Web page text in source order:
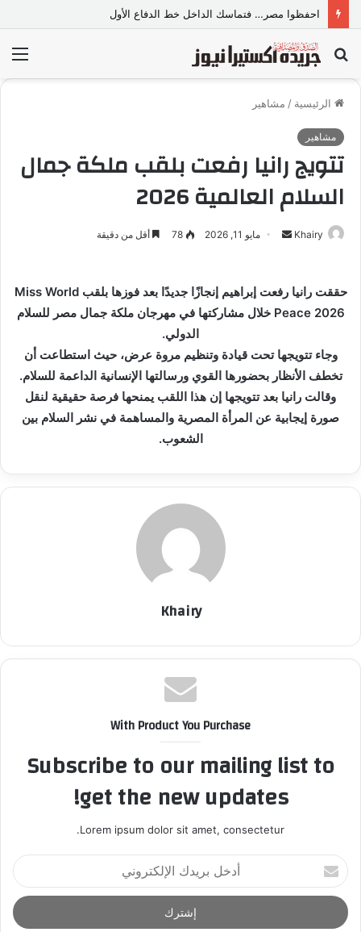
احفظوا مصر… فتماسك الداخل خط الدفاع الأول
بحث
عن
الرئيسية / مشاهير
مشاهير
تتويج رانيا رفعت بلقب ملكة جمال
السلام العالمية 2026
Khairy
ل
ب
ي
د
ر
مايو 11, 2026 78 أقل من دقيقة
حققت رانيا رفعت إبراهيم إنجازًا جديدًا بعد فوزها بلقب Miss World
Peace 2026 خلال مشاركتها في مهرجان ملكة جمال مصر للسلام
الدولي.
وجاء تتويجها تحت قيادة وتنظيم مروة عرض، حيث استطاعت أن
تخطف الأنظار بحضورها القوي ورسالتها الإنسانية الداعمة للسلام.
وقالت رانيا بعد تتويجها إن هذا اللقب يمنحها فرصة حقيقية لنقل
صورة إيجابية عن المرأة المصرية والمساهمة في نشر السلام بين
الشعوب.
Khairy
With Product You Purchase
Subscribe to our mailing list to
get the new updates!
Lorem ipsum dolor sit amet, consectetur.
أ
د
خ
ل